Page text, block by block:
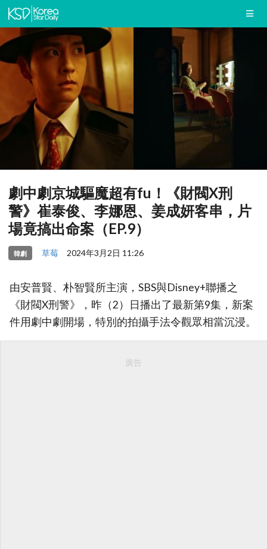
劇中劇京城驅魔超有fu！《財閥X刑
警》崔泰俊、李娜恩、姜成妍客串，片
場竟搞出命案（EP.9）
韓劇 草莓 2024年3月2日 11:26
由安普賢、朴智賢所主演，SBS與Disney+聯播之
《財閥X刑警》，昨（2）日播出了最新第9集，新案
件用劇中劇開場，特別的拍攝手法令觀眾相當沉浸。
廣告